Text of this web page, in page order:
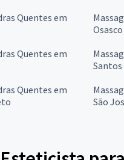
Quentes em
Osasco
Quentes em
Santos
Quentes em
São